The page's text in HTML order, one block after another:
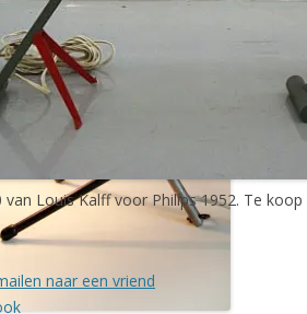
van Louis Kalff voor Philips 1952. Te
naar een vriend